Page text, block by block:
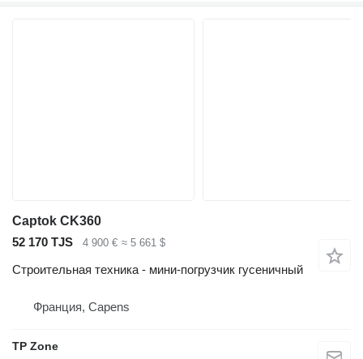
Captok CK360
52 170 TJS
4 900 € ≈ 5 661 $
Строительная техника - мини-погрузчик гусеничный
Франция, Capens
TP Zone